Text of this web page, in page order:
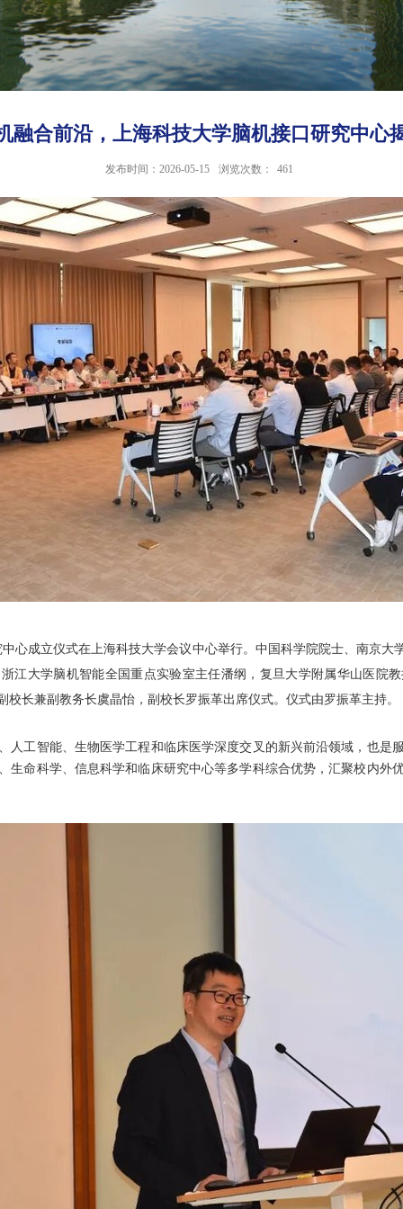
融合前沿，上海科技大学脑机接口研究中心
发布时间：2026-05-15 浏览次数： 461
心成立仪式在上海科技大学会议中心举行。中国科学院院士、南京大
江大学脑机智能全国重点实验室主任潘纲，复旦大学附属华山医院
长兼副教务长虞晶怡，副校长罗振革出席仪式。仪式由罗振革主持。
人工智能、生物医学工程和临床医学深度交叉的新兴前沿领域，也是
生命科学、信息科学和临床研究中心等多学科综合优势，汇聚校内外